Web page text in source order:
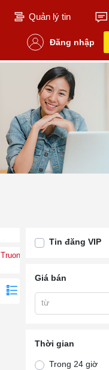
Quản lý tin
Đăng nhập
Truong Quoc Te Ba
Tin đăng VIP
Giá bán
từ
Thời gian
Trong 24 giờ